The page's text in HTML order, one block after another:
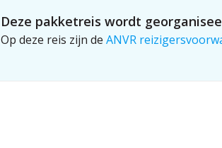
Deze pakketreis wordt
Op deze reis zijn de ANVR